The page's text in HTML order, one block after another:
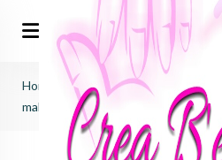
Home just nails (importeur benelux)
malibu beach (golden dust collection)